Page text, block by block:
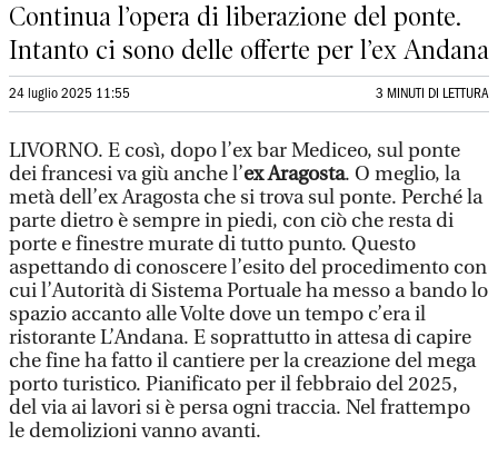
Continua l’opera di liberazione del ponte.
Intanto ci sono delle offerte per l’ex Andana
24 luglio 2025 11:55 3 MINUTI DI LETTURA
LIVORNO. E così, dopo l’ex bar Mediceo, sul ponte
dei francesi va giù anche l’ex Aragosta. O meglio, la
metà dell’ex Aragosta che si trova sul ponte. Perché la
parte dietro è sempre in piedi, con ciò che resta di
porte e finestre murate di tutto punto. Questo
aspettando di conoscere l’esito del procedimento con
cui l’Autorità di Sistema Portuale ha messo a bando lo
spazio accanto alle Volte dove un tempo c’era il
ristorante L’Andana. E soprattutto in attesa di capire
che fine ha fatto il cantiere per la creazione del mega
porto turistico. Pianificato per il febbraio del 2025,
del via ai lavori si è persa ogni traccia. Nel frattempo
le demolizioni vanno avanti.